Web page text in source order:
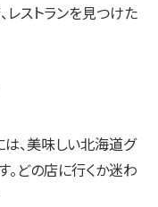
レストランを見つけた
、美味しい北海道グ
。どの店に行くか迷わ